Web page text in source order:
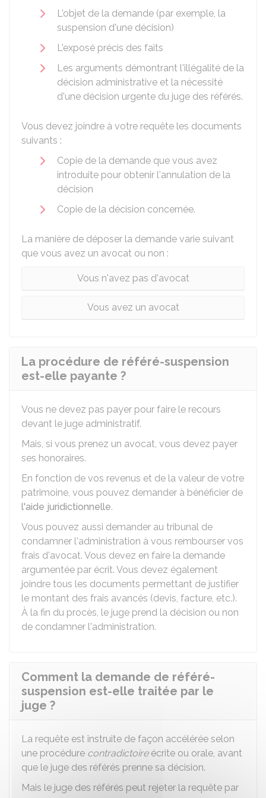
L'objet de la demande (par exemple, la
suspension d'une décision)
L'exposé précis des faits
Les arguments démontrant l'illégalité de la
décision administrative et la nécessité
d'une décision urgente du juge des référés.
Vous devez joindre à votre requête les documents
suivants :
Copie de la demande que vous avez
introduite pour obtenir l'annulation de la
décision
Copie de la décision concernée.
La manière de déposer la demande varie suivant
que vous avez un avocat ou non :
Vous n'avez pas d'avocat
Vous avez un avocat
La procédure de référé-suspension
est-elle payante ?
Vous ne devez pas payer pour faire le recours
devant le juge administratif.
Mais, si vous prenez un avocat, vous devez payer
ses honoraires.
En fonction de vos revenus et de la valeur de votre
patrimoine, vous pouvez demander à bénéficier de
l'aide juridictionnelle.
Vous pouvez aussi demander au tribunal de
condamner l'administration à vous rembourser vos
frais d'avocat. Vous devez en faire la demande
argumentée par écrit. Vous devez également
joindre tous les documents permettant de justifier
le montant des frais avancés (devis, facture, etc.).
À la fin du procès, le juge prend la décision ou non
de condamner l'administration.
Comment la demande de référé-
suspension est-elle traitée par le
juge ?
La requête est instruite de façon accélérée selon
une procédure contradictoireécrite ou orale, avant
que le juge des référés prenne sa décision.
Mais le juge des référés peut rejeter la requête par